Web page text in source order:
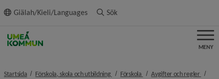
innehållet
Giälah/Kieli/Languages Sök
MENY
Startsida Förskola, skola och utbildning nivå i brödsmulenavigeringen
Förskola nivå i brödsmulenavigeringen
Avgifter och regler nivå i